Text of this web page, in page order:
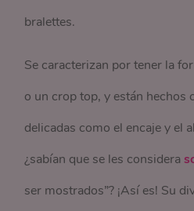
bralettes.
Se caracterizan por tener la
o un crop top, y están hechos
delicadas como el encaje y el
¿sabían que se les considera
ser mostrados”? ¡Así es! Su